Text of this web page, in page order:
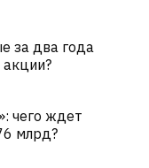
за два года
чего ждет
млрд?